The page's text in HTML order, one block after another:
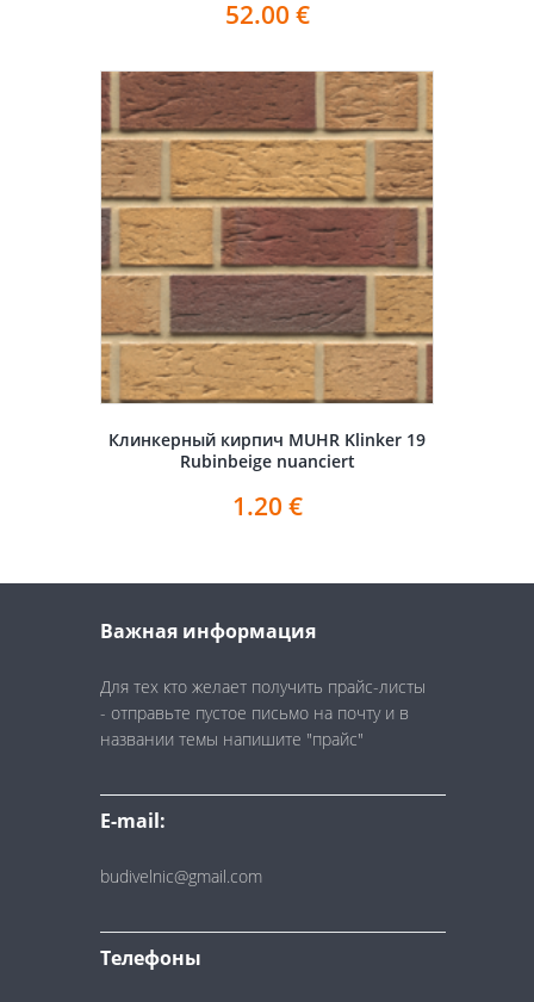
52.00 €
Клинкерный кирпич MUHR Klinker 19
Rubinbeige nuanciert
1.20 €
Важная информация
Для тех кто желает получить прайс-листы
- отправьте пустое письмо на почту и в
названии темы напишите "прайс"
E-mail:
budivelnic@gmail.com
Телефоны